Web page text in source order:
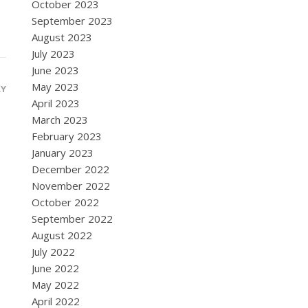
October 2023
September 2023
August 2023
July 2023
June 2023
May 2023
April 2023
March 2023
February 2023
January 2023
December 2022
November 2022
October 2022
September 2022
August 2022
July 2022
June 2022
May 2022
April 2022